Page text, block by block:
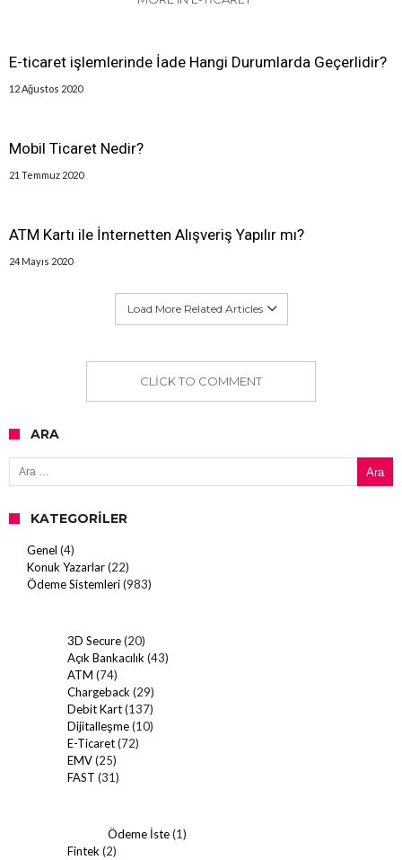
E-ticaret işlemlerinde İade Hangi Durumlarda Geçerlidir?
12 Ağustos 2020
Mobil Ticaret Nedir?
21 Temmuz 2020
ATM Kartı ile İnternetten Alışveriş Yapılır mı?
24 Mayıs 2020
Load More Related Articles
CLICK TO COMMENT
ARA
Arama:
KATEGORILER
Genel (4)
Konuk Yazarlar(22)
Ödeme Sistemleri(983)
3D Secure(20)
Açık Bankacılık(43)
ATM (74)
Chargeback(29)
Debit Kart(137)
Dijitalleşme(10)
E-Ticaret(72)
EMV(25)
FAST (31)
Ödeme İste(1)
Fintek(2)